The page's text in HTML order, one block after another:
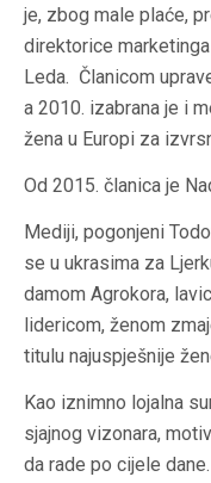
je, zbog male plaće,
direktorice
Leda. Članicom
a 2010. izabrana je i
žena u Europi za
Od 2015. članica je
Mediji, pogonjeni
se u ukrasima za
damom Agrokora,
lidericom, ženom
titulu najuspješnije
Kao iznimno lojalna
sjajnog vizonara,
da rade po cijele